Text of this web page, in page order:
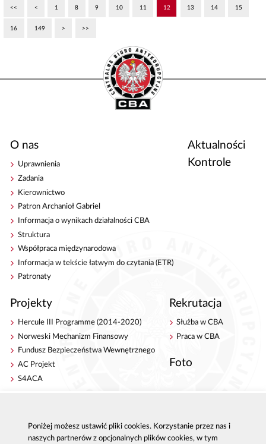
<< < 1 8 9 10 11 12 13 14 15
16 149 > >>
O nas
Uprawnienia
Zadania
Kierownictwo
Patron Archanioł Gabriel
Informacja o wynikach działalności CBA
Struktura
Współpraca międzynarodowa
Informacja w tekście łatwym do czytania (ETR)
Patronaty
Aktualności
Kontrole
Projekty
Hercule III Programme (2014-2020)
Norweski Mechanizm Finansowy
Fundusz Bezpieczeństwa Wewnętrznego
AC Projekt
S4ACA
Rekrutacja
Służba w CBA
Praca w CBA
Foto
Publikacje
Strategie antykorupcyjne
Centrala CBA w Warszawie
Delegatury CBA
Poniżej możesz ustawić pliki cookies. Korzystanie przez nas i
naszych partnerów z opcjonalnych plików cookies, w tym